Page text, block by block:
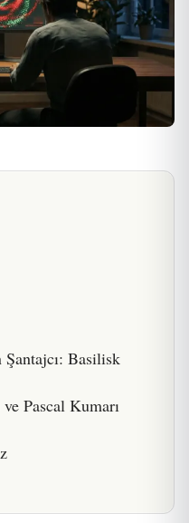
Basilisk
Pascal Kumarı